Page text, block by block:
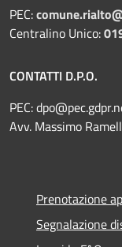
PEC:
Centralino Unico:
CONTATTI D.P.O.
PEC:
Avv. Massimo
Prenotazione
Segnalazione